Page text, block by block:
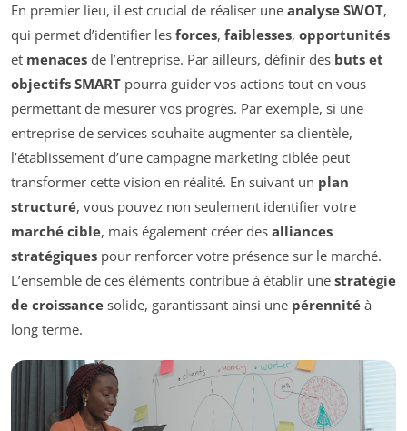
En premier lieu, il est crucial de réaliser une analyse SWOT,
qui permet d’identifier les forces, faiblesses, opportunités
et menaces de l’entreprise. Par ailleurs, définir des buts et
objectifs SMART pourra guider vos actions tout en vous
permettant de mesurer vos progrès. Par exemple, si une
entreprise de services souhaite augmenter sa clientèle,
l’établissement d’une campagne marketing ciblée peut
transformer cette vision en réalité. En suivant un plan
structuré, vous pouvez non seulement identifier votre
marché cible, mais également créer des alliances
stratégiques pour renforcer votre présence sur le marché.
L’ensemble de ces éléments contribue à établir une stratégie
de croissance solide, garantissant ainsi une pérennité à
long terme.